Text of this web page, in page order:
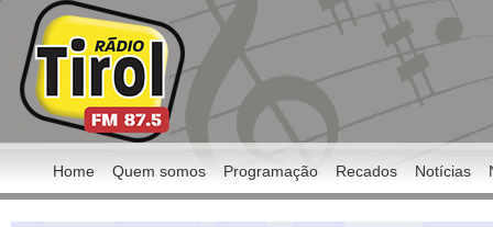
Home Quem somos Programação Recados Notícias